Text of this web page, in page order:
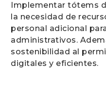
Implementar tótems
la necesidad de
personal adicional
administrativos.
sostenibilidad al
digitales y eficientes.